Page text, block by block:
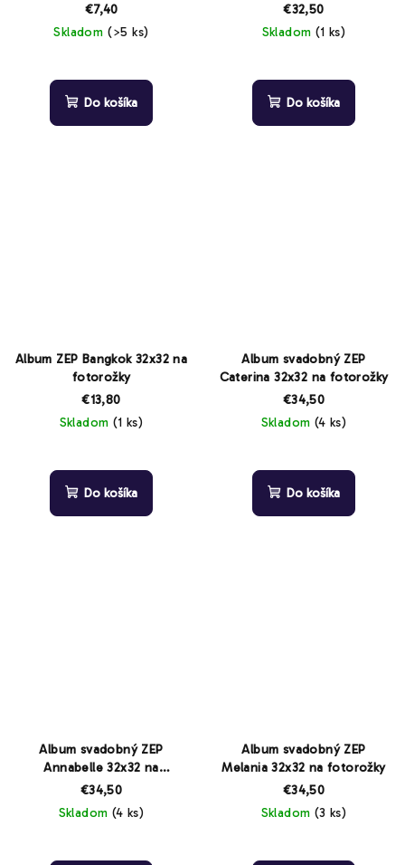
€7,40
Skladom (>5 ks)
Do košíka
€32,50
Skladom (1 ks)
Do košíka
Album ZEP Bangkok 32x32 na
fotorožky
€13,80
Skladom (1 ks)
Do košíka
Album svadobný ZEP
Caterina 32x32 na fotorožky
€34,50
Skladom (4 ks)
Do košíka
Album svadobný ZEP
Annabelle 32x32 na
fotorožky
€34,50
Skladom (4 ks)
Album svadobný ZEP
Melania 32x32 na fotorožky
€34,50
Skladom (3 ks)